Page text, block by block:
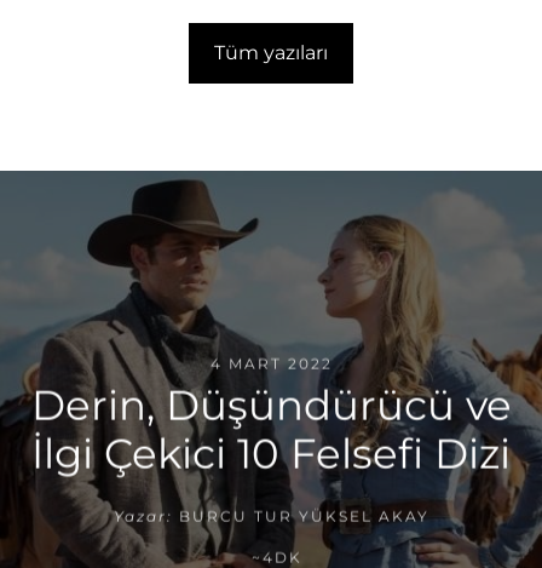
Tüm yazıları
4 MART 2022
Derin, Düşündürücü ve
İlgi Çekici 10 Felsefi Dizi
Yazar: BURCU TUR YÜKSEL AKAY
~4DK